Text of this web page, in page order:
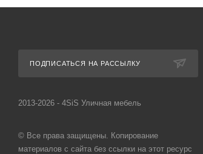
ПОДПИСАТЬСЯ НА РАССЫЛКУ
2013-2026 - 4SiS Уличная мебель
© Все права защищены. Копирование
материалов с сайта без ссылки на этот ресурс